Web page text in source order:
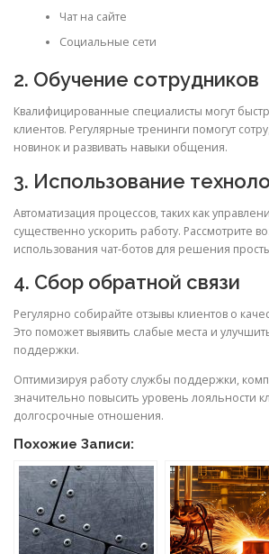
Чат на сайте
Социальные сети
2. Обучение сотрудников
Квалифицированные специалисты могут
клиентов. Регулярные тренинги помогут
новинок и развивать навыки общения.
3. Использование
Автоматизация процессов, таких как
существенно ускорить работу. Рассмотрите
использования чат-ботов для решения
4. Сбор обратной связи
Регулярно собирайте отзывы клиентов о
Это поможет выявить слабые места и
поддержки.
Оптимизируя работу службы поддержки,
значительно повысить уровень лояльности
долгосрочные отношения.
Похожие Записи: